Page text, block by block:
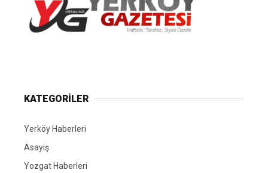
KATEGORİLER
Yerköy Haberleri
Asayiş
Yozgat Haberleri